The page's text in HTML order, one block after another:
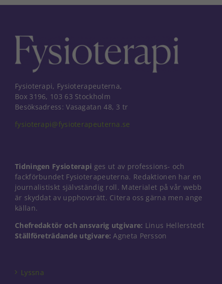
Fysioterapi, Fysioterapeuterna,
Box 3196, 103 63 Stockholm
Besöksadress: Vasagatan 48, 3 tr
fysioterapi@fysioterapeuterna.se
Tidningen Fysioterapi ges ut av professions- och
fackförbundet Fysioterapeuterna. Redaktionen har en
journalistiskt självständig roll. Materialet på vår webb
är skyddat av upphovsrätt. Citera oss gärna men ange
källan.
Chefredaktör och ansvarig utgivare: Linus Hellerstedt
Ställföreträdande utgivare: Agneta Persson
Lyssna
Nödvändiga